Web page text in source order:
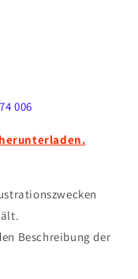
006
Beschreibung der